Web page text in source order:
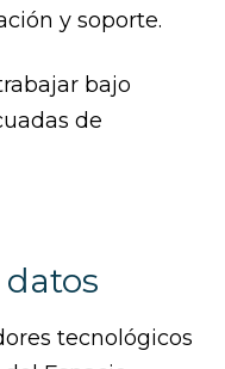
y soporte.
bajo
de
tecnológicos